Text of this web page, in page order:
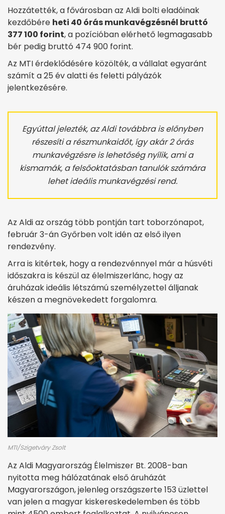
Hozzátették, a fővárosban az Aldi bolti eladóinak
kezdőbére heti 40 órás munkavégzésnél bruttó
377 100 forint, a pozícióban elérhető legmagasabb
bér pedig bruttó 474 900 forint.
Az MTI érdeklődésére közölték, a vállalat egyaránt
számít a 25 év alatti és feletti pályázók
jelentkezésére.
Egyúttal jelezték, az Aldi továbbra is előnyben
részesíti a részmunkaidőt, így akár 2 órás
munkavégzésre is lehetőség nyílik, ami a
kismamák, a felsőoktatásban tanulók számára
lehet ideális munkavégzési rend.
Az Aldi az ország több pontján tart toborzónapot,
február 3-án Győrben volt idén az első ilyen
rendezvény.
Arra is kitértek, hogy a rendezvénnyel már a húsvéti
időszakra is készül az élelmiszerlánc, hogy az
áruházak ideális létszámú személyzettel álljanak
készen a megnövekedett forgalomra.
MTI/Szigetváry Zsolt
Az Aldi Magyarország Élelmiszer Bt. 2008-ban
nyitotta meg hálózatának első áruházát
Magyarországon, jelenleg országszerte 153 üzlettel
van jelen a magyar kiskereskedelemben és több